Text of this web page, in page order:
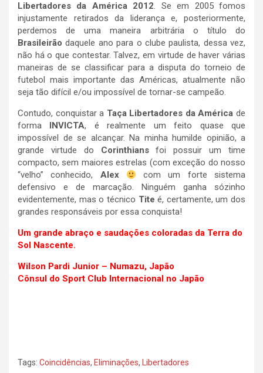
Libertadores da América 2012. Se em 2005 fomos
injustamente retirados da liderança e, posteriormente,
perdemos de uma maneira arbitrária o título do
Brasileirão daquele ano para o clube paulista, dessa vez,
não há o que contestar. Talvez, em virtude de haver várias
maneiras de se classificar para a disputa do torneio de
futebol mais importante das Américas, atualmente não
seja tão difícil e/ou impossível de tornar-se campeão.
Contudo, conquistar a Taça Libertadores da América de
forma INVICTA, é realmente um feito quase que
impossível de se alcançar. Na minha humilde opinião, a
grande virtude do Corinthiansfoi possuir um time
compacto, sem maiores estrelas (com exceção do nosso
“velho” conhecido, Alex
com um forte sistema
defensivo e de marcação. Ninguém ganha sózinho
evidentemente, mas o técnico Tite é, certamente, um dos
grandes responsáveis por essa conquista!
Um grande abraço e saudações coloradas da Terra do
Sol Nascente.
Wilson Pardi Junior – Numazu, Japão
Cônsul do Sport Club Internacional no Japão
Tags: Coincidências, Eliminações, Libertadores